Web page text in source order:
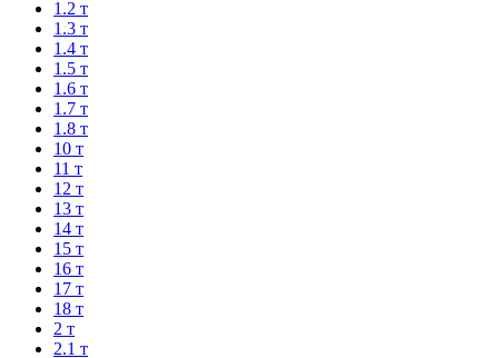
1.2 т
1.3 т
1.4 т
1.5 т
1.6 т
1.7 т
1.8 т
10 т
11 т
12 т
13 т
14 т
15 т
16 т
17 т
18 т
2 т
2.1 т